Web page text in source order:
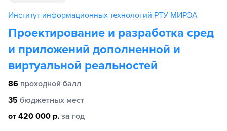
Институт информационных технологий РТУ МИРЭА
Проектирование и разработка сред
и приложений дополненной и
виртуальной реальностей
86 проходной балл
35 бюджетных мест
от 420 000 р. за год